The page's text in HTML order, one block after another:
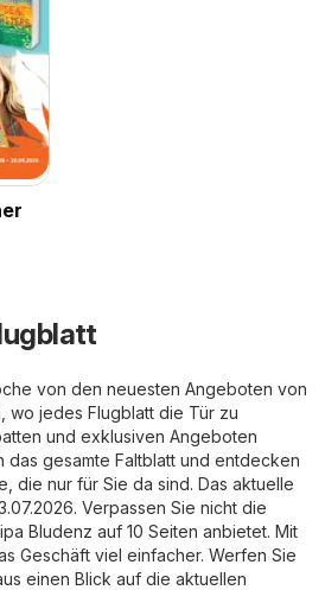
von den neuesten Angeboten von
wo jedes Flugblatt die Tür zu
und exklusiven Angeboten
das gesamte Faltblatt und entdecken
die nur für Sie da sind. Das aktuelle
Verpassen Sie nicht die
Bludenz auf 10 Seiten anbietet. Mit
Geschäft viel einfacher. Werfen Sie
einen Blick auf die aktuellen